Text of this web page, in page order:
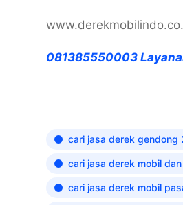
081385550003
cari jasa derek gendong
cari jasa derek mobil
cari jasa derek mobil